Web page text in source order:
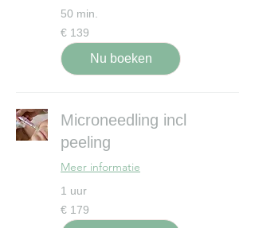
50 min.
139
euro
€ 139
Nu boeken
Microneedling incl
peeling
Meer informatie
1 uur
179
euro
€ 179